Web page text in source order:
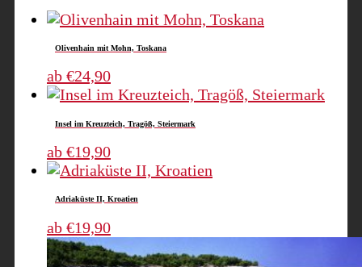
Olivenhain mit Mohn, Toskana
ab €24,90Dieses
Produkt
mehrere
Varianten
auf.
Optionen
können
auf
der
Insel im Kreuzteich, Tragöß, Steiermark
ab €19,90Dieses
Produkt
mehrere
Varianten
auf.
Die
Adriaküste II, Kroatien
ab €19,90Dieses
Produkt